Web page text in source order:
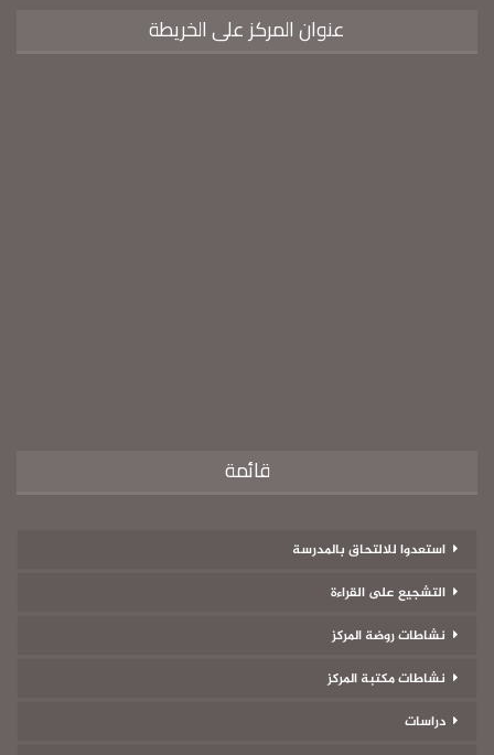
عنوان المركز على الخريطة
قائمة
استعدوا للالتحاق بالمدرسة
التشجيع على القراءة
نشاطات روضة المركز
نشاطات مكتبة المركز
دراسات